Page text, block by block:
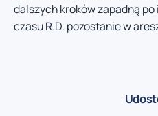
dalszych kroków zapadną
czasu R.D. pozostanie w